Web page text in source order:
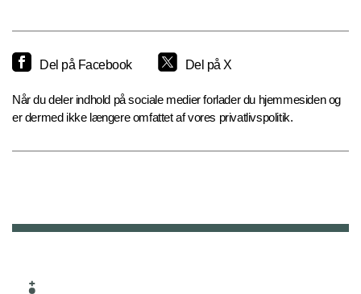
Del på Facebook Del på X
Når du deler indhold på sociale medier forlader du hjemmesiden og
er dermed ikke længere omfattet af vores privatlivspolitik.